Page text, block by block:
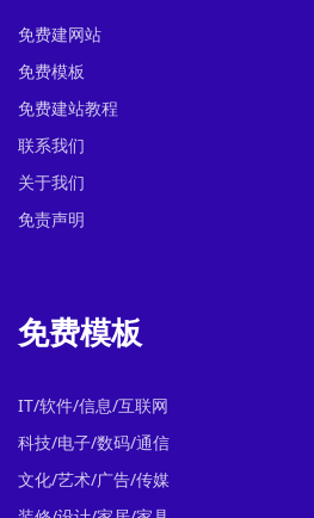
免费建网站
免费模板
免费建站教程
联系我们
关于我们
免责声明
免费模板
IT/软件/信息/互联网
科技/电子/数码/通信
文化/艺术/广告/传媒